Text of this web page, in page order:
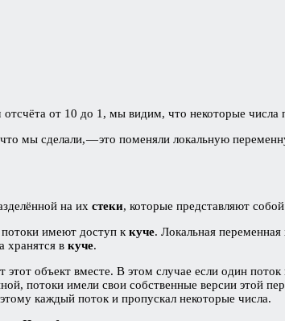
от 10 до 1, мы видим, что некоторые числа
мы сделали, — это поменяли локальную
на их стеки, которые представляют
имеют доступ к куче. Локальная переменная
хранятся в куче.
объект вместе. В этом случае если один поток
потоки имели свои собственные версии этой
каждый поток и пропускал некоторые числа.